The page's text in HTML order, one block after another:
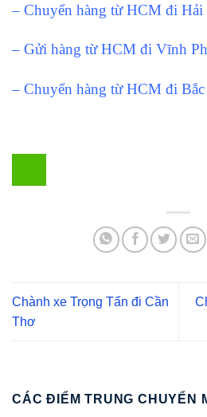
– Chuyển hàng từ HCM đi Hải
– Gửi hàng từ HCM đi Vĩnh
– Chuyển hàng từ HCM đi
Chành xe Trọng Tấn đi Cần
Thơ
CÁC ĐIỂM TRUNG CHUYỂN